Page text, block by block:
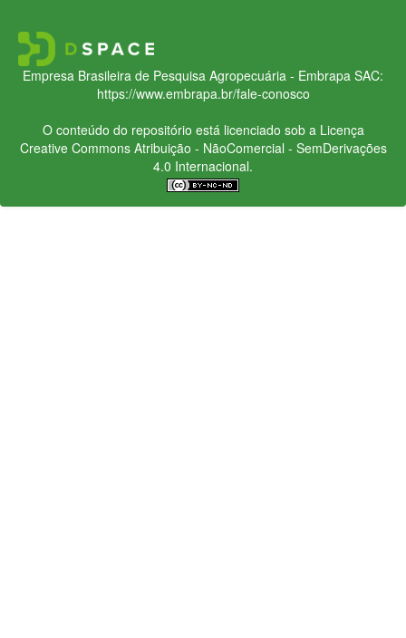
Empresa Brasileira de Pesquisa Agropecuária - Embrapa SAC:
https://www.embrapa.br/fale-conosco
O conteúdo do repositório está licenciado sob a Licença
Creative CommonsAtribuição - NãoComercial - SemDerivações
4.0 Internacional.